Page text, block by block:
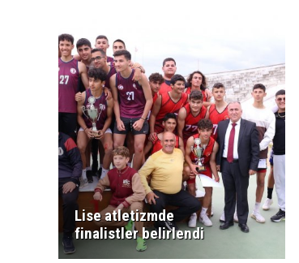
Lise atletizmde
finalistler belirlendi